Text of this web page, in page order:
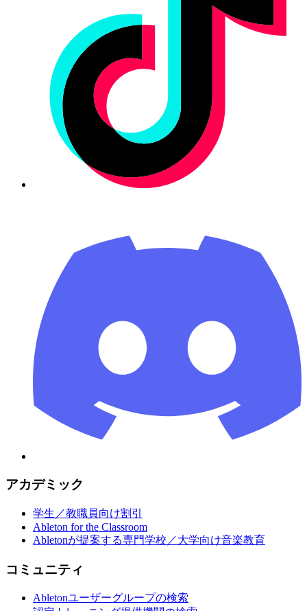
アカデミック
学生／教職員向け割引
Ableton for the Classroom
Abletonが提案する専門学校／大学向け音楽教育
コミュニティ
Abletonユーザーグループの検索